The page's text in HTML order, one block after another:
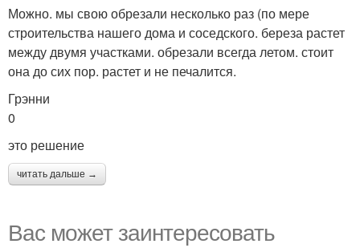
Можно. мы свою обрезали несколько раз (по мере
строительства нашего дома и соседского. береза растет
между двумя участками. обрезали всегда летом. стоит
она до сих пор. растет и не печалится.
Грэнни
0
это решение
читать дальше →
Вас может заинтересовать